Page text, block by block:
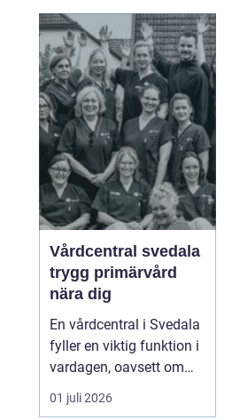
samarbete. När
konflikter upprepas,
tystnaden växer eller
avståndet kä...
Vårdcentral svedala
trygg primärvård
nära dig
En vårdcentral i Svedala
fyller en viktig funktion i
vardagen, oavsett om
det handlar om akuta
infektioner, långvariga
01 juli 2026